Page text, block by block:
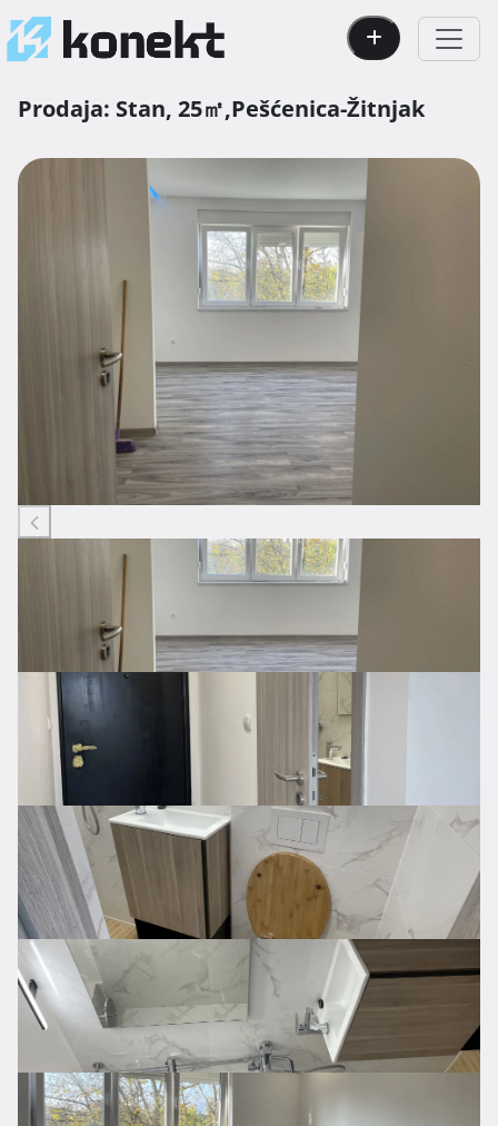
Prodaja: Stan, 25㎡,Pešćenica-Žitnjak